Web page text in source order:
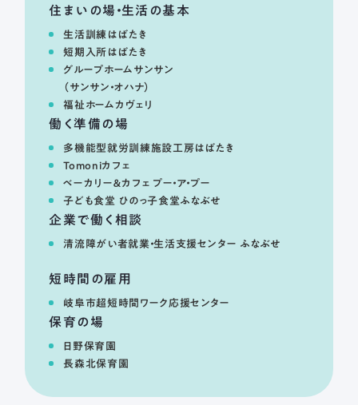
もっと自分らしく
住まいの場・生活の基本
生活訓練はばたき
短期入所はばたき
グループホームサンサン
（サンサン・オハナ）
福祉ホームカヴェリ
働く準備の場
多機能型就労訓練施設工房はばたき
Tomoniカフェ
ベーカリー＆カフェ プー・ア・プー
子ども食堂 ひのっ子食堂ふなぶせ
企業で働く相談
清流障がい者就業・生活支援センター ふなぶせ
短時間の雇用
岐阜市超短時間ワーク応援センター
保育の場
日野保育園
長森北保育園